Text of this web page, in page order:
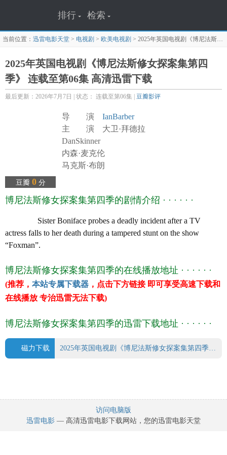
排行 检索
当前位置： 迅雷电影天堂 > 电视剧 > 欧美电视剧 > 2025年英国电视剧《博尼法斯修女探案集第四季》 连载至第06集
2025年英国电视剧《博尼法斯修女探案集第四
季》 连载至第06集 高清迅雷下载
最后更新：2026年7月7日 | 状态： 连载至第06集 | 豆瓣影评
豆瓣 0分
导 演 IanBarber
主 演 大卫·拜德拉
DanSkinner
内森·麦克伦
马克斯·布朗
JackGouldbourne
卡罗琳·皮克尔斯
贝琳达·朗
伊丽莎白·德莫特·沃尔什
AnnaBlackburn
KluaneSaunders
片 名 博尼法斯修女探案集第四季
产 地英国
博尼法斯修女探案集第四季的剧情介绍 · · · · · ·
Sister Boniface probes a deadly incident after a TV
actress falls to her death during a tampered stunt on the show
“Foxman”.
博尼法斯修女探案集第四季的在线播放地址 · · · · · ·
(推荐， 本站专属下载器 ，点击下方链接 即可享受高速下载和
在线播放 专治迅雷无法下载)
博尼法斯修女探案集第四季的迅雷下载地址 · · · · · ·
磁力下载 2025年英国电视剧《博尼法斯修女探案集第四季》 连载至第06集.torrent
访问电脑版
迅雷电影 — 高清迅雷电影下载网站，您的迅雷电影天堂